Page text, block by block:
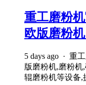
重工磨粉
欧版磨粉
5 days ago · 重
版磨粉机,磨粉机
辊磨粉机等设备,